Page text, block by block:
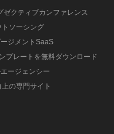
ゼクティブカンファレンス
ソーシング
ジメントSaaS
プレートを無料ダウンロード
ージェンシー
の専門サイト